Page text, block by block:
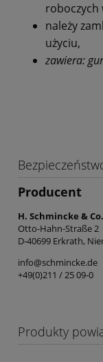
roboczych
należy
użyciu,
zawiera:
Producent
H. Schmincke &
Otto-Hahn-Straße 2
D-40699 Erkrath,
info@schmincke.de
+49(0)211 / 25 09-0
Produkty